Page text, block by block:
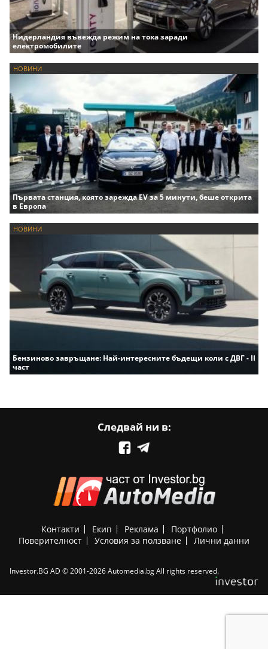
Нидерландия въвежда режим на тока заради
електромобилите
НОВИНИ
Първата станция, която зарежда EV за 5 минути, беше открита
в Европа
НОВИНИ
Бензиново завръщане: Най-интересните бъдещи коли с ДВГ - II
част
Следвай ни в:
Контакти Екип Реклама
Портфолио
Поверителност
Условия за ползване Лични данни
Investor.BG AD © 2001-2026 Automedia.bg All rights reserved.